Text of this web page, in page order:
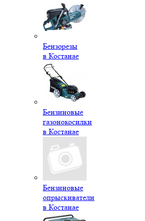
Бензорезы
в Костанае
Бензиновые
газонокосилки
в Костанае
Бензиновые
опрыскиватели
в Костанае